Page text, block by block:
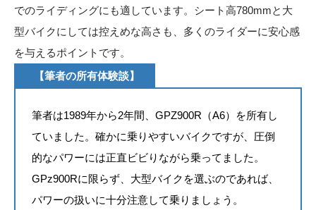
でのライディングにも適しています。シート高780mmと大
型バイクにしては控えめな高さも、多くのライダーに安心感
を与えるポイントです。
【筆者の所有体験談】
筆者は1989年から2年間、GPZ900R（A6）を所有し
ていました。確かに乗りやすいバイクですが、圧倒
的なパワーには正直ビビりながら乗ってました。
GPz900Rに限らず、大型バイクを選ぶのであれば、
パワーの扱いに十分注意して乗りましょう。